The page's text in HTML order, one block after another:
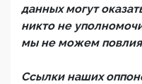
данных могут
никто не
мы не можем
Ссылки наших